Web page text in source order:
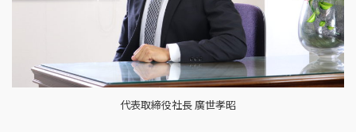
代表取締役社長 廣世孝昭